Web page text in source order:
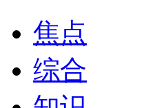
焦点
综合